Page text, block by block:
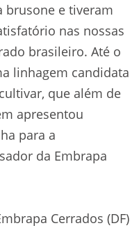
brusone e tiveram
nas nossas
brasileiro. Até o
linhagem candidata
que além de
apresentou
para a
da Embrapa
Cerrados (DF)